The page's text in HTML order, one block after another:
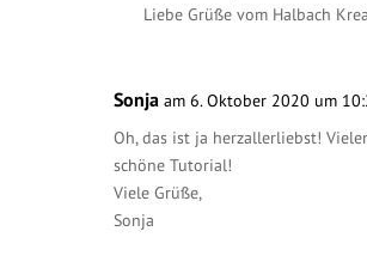
Liebe Grüße vom Halbach
Sonja am 6. Oktober 2020 um
Oh, das ist ja herzallerliebst!
schöne Tutorial!
Viele Grüße,
Sonja